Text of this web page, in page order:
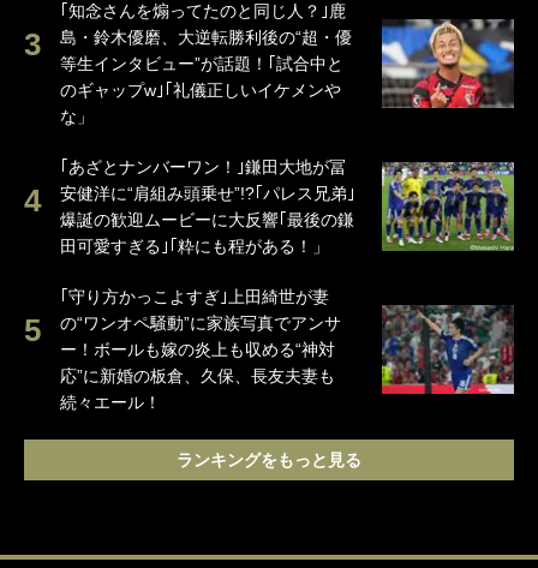
｢知念さんを煽ってたのと同じ人？｣鹿
島・鈴木優磨、大逆転勝利後の“超・優
等生インタビュー”が話題！｢試合中と
のギャップw｣｢礼儀正しいイケメンや
な」
｢あざとナンバーワン！｣鎌田大地が冨
安健洋に“肩組み頭乗せ”!?｢パレス兄弟｣
爆誕の歓迎ムービーに大反響｢最後の鎌
田可愛すぎる｣｢粋にも程がある！」
｢守り方かっこよすぎ｣上田綺世が妻
の“ワンオペ騒動”に家族写真でアンサ
ー！ボールも嫁の炎上も収める“神対
応”に新婚の板倉、久保、長友夫妻も
続々エール！
ランキングをもっと見る